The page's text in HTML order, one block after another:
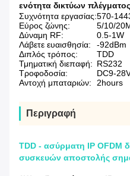
ενότητα δικτύων πλέγματος
Συχνότητα εργασίας:570-
Εύρος ζώνης:
5/10/
Δύναμη RF:
0.5-1W
Λάβετε ευαισθησία:
-92dBm
Διπλός τρόπος:
TDD
Τμηματική διεπαφή: RS232
Τροφοδοσία:
DC9-
Αντοχή μπαταριών:
2hours
Περιγραφή
TDD - ασύρματη IP OFDM
συσκευών αποστολής